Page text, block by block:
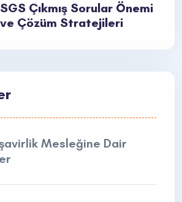
SGS Çıkmış Sorular Önemi
ve Çözüm Stratejileri
Mesleğine Dair